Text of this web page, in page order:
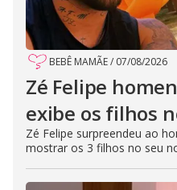
BEBÊ MAMÃE/ 07/08/2026
Zé Felipe
exibe os filhos
Zé Felipe surpreendeu ao
mostrar os 3 filhos no seu